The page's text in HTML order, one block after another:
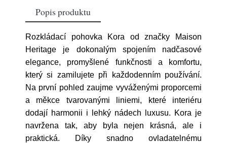
Popis produktu
Rozkládací pohovka Kora od značky Maison
Heritage je dokonalým spojením nadčasové
elegance, promyšlené funkčnosti a komfortu,
který si zamilujete při každodenním používání.
Na první pohled zaujme vyváženými proporcemi
a měkce tvarovanými liniemi, které interiéru
dodají harmonii i lehký nádech luxusu. Kora je
navržena tak, aby byla nejen krásná, ale i
praktická. Díky snadno ovladatelnému